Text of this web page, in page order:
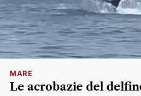
MARE
Le acrobazie del